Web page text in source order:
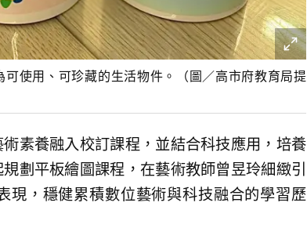
使用、可珍藏的生活物件。（圖／高市府教育局提
素養融入校訂課程，並結合科技應用，培養
劃平板繪圖課程，在藝術教師曾昱玲細緻引
現，穩健累積數位藝術與科技融合的學習歷